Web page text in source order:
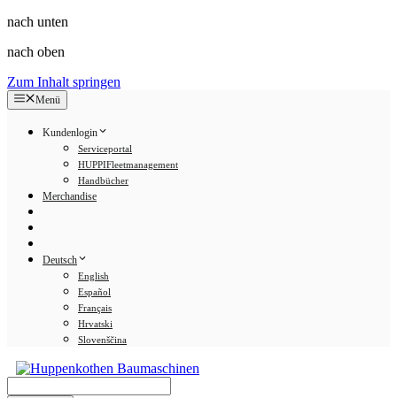
nach unten
nach oben
Zum Inhalt springen
Menü
Kundenlogin
Serviceportal
HUPPIFleetmanagement
Handbücher
Merchandise
Deutsch
English
Español
Français
Hrvatski
Slovenščina